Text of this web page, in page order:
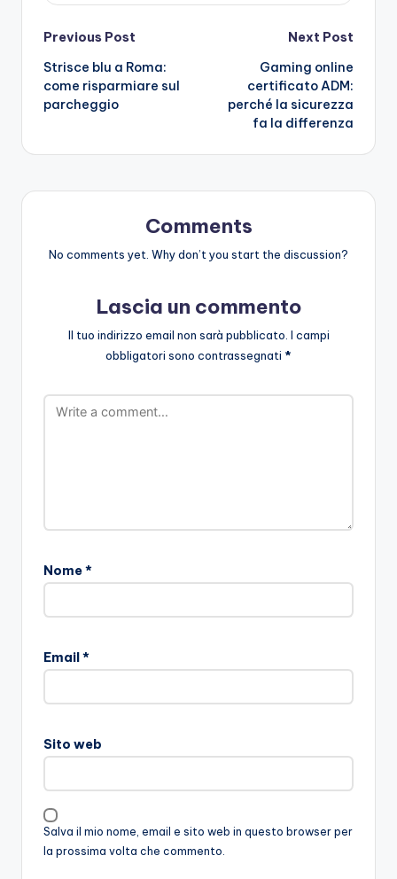
Post
navigation
Previous Post
Strisce blu a Roma:
come risparmiare sul
parcheggio
Next Post
Gaming online
certificato ADM:
perché la sicurezza
fa la differenza
Comments
No comments yet. Why don’t you start the discussion?
Lascia un commento
Il tuo indirizzo email non sarà pubblicato. I campi
obbligatori sono contrassegnati *
Nome*
Email*
Sito web
Salva il mio nome, email e sito web in questo browser per
la prossima volta che commento.